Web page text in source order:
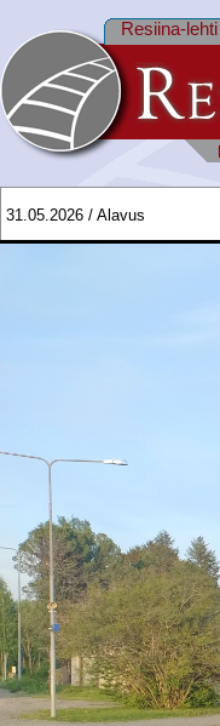
Resiina-lehti
31.05.2026 / Alavus